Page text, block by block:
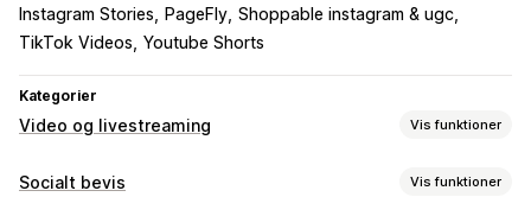
Instagram Stories
PageFly Shoppable instagram & ugc
TikTok Videos Youtube Shorts
Kategorier
Video og livestreaming Vis funktioner
Videoadministration
Socialt bevis Vis funktioner